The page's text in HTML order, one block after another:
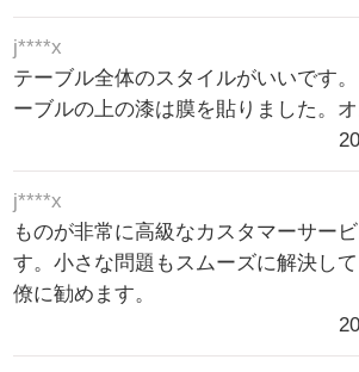
j****x
テーブル全体のスタイルがいいです
ーブルの上の漆は膜を貼りました。オ
j****x
ものが非常に高級なカスタマーサー
す。小さな問題もスムーズに解決し
僚に勧めます。